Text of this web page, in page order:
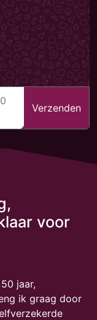
Verzenden
voor
jaar,
ik graag door